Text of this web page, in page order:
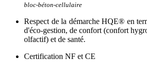
bloc-béton-cellulaire
Respect de la démarche HQE® en
d'éco-gestion, de confort (confort
olfactif) et de santé.
Certification NF et CE